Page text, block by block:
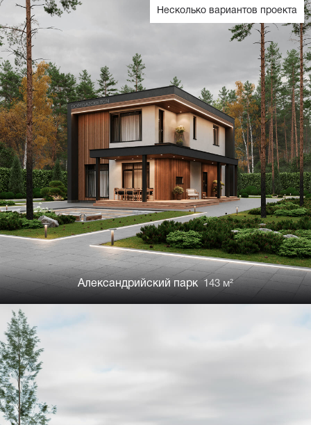
Несколько вариантов проекта
Александрийский парк 143 м²